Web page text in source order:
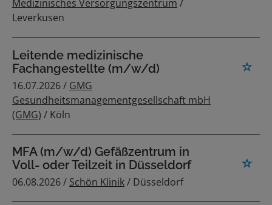
Medizinisches Versorgungszentrum /
Leverkusen
Leitende medizinische
Fachangestellte (m/w/d)
16.07.2026 / GMG
Gesundheitsmanagementgesellschaft mbH
(GMG) / Köln
MFA (m/w/d) Gefäßzentrum in
Voll- oder Teilzeit in Düsseldorf
06.08.2026 / Schön Klinik/ Düsseldorf